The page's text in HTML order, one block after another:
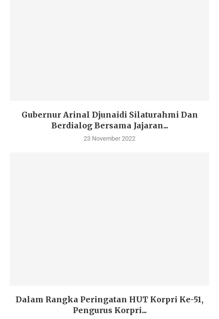
Gubernur Arinal Djunaidi Silaturahmi Dan
Berdialog Bersama Jajaran...
23 November 2022
Dalam Rangka Peringatan HUT Korpri Ke-51,
Pengurus Korpri...